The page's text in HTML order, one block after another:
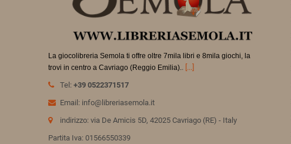
La giocolibreria Semola ti offre oltre 7mila libri e 8mila giochi, la
trovi in centro a Cavriago (Reggio Emilia).. [...]
Tel: +39 0522371517
Email: info@libreriasemola.it
indirizzo: via De Amicis 5D, 42025 Cavriago (RE) - Italy
Partita Iva: 01566550339